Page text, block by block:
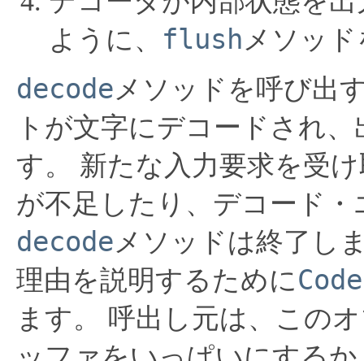
ように、 flush メソッ
decodeメソッドを呼び出
トが文字にデコードされ
す。
新たな入力要求を受
が不足したり、デコード
decodeメソッドは終了し
理由を説明するために
ます。
呼出し元は、この